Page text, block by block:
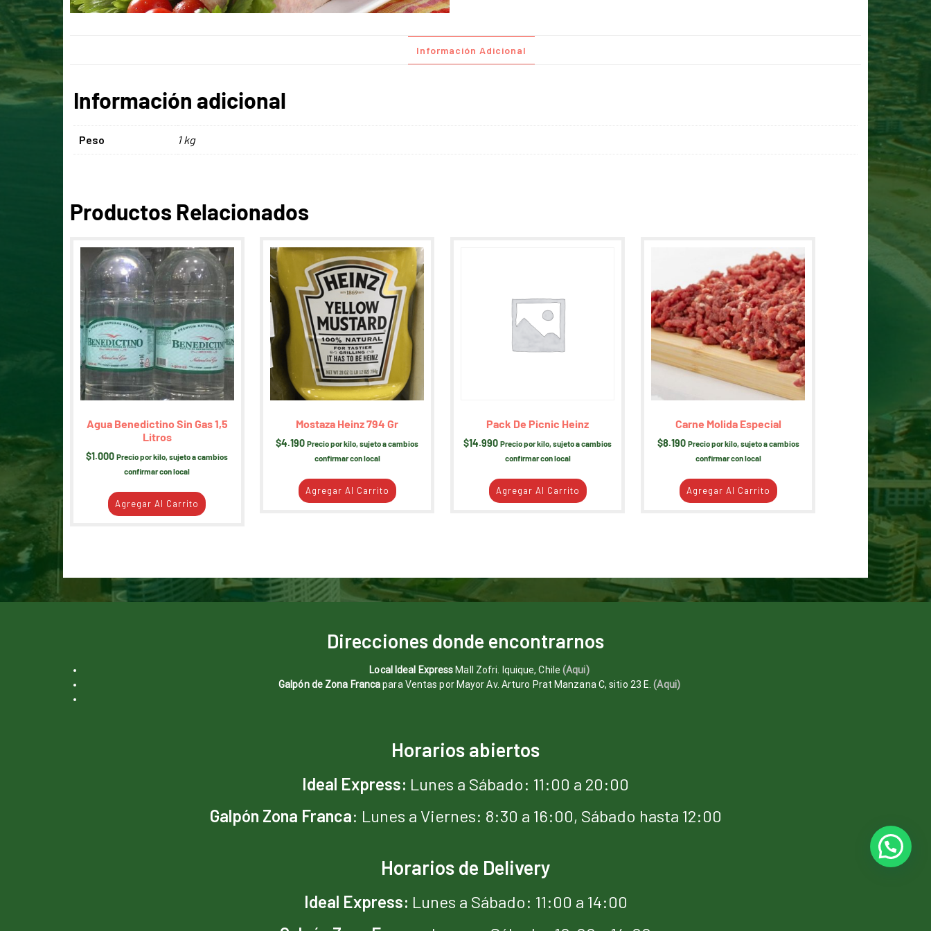
Información Adicional
Información adicional
Peso 1 kg
Productos Relacionados
Agua Benedictino Sin Gas 1,5
Litros
$1.000 Precio por kilo, sujeto a cambios
confirmar con local
Agregar Al Carrito
Mostaza Heinz 794 Gr
$4.190 Precio por kilo, sujeto a cambios
confirmar con local
Agregar Al Carrito
Pack De Picnic Heinz
$14.990 Precio por kilo, sujeto a cambios
confirmar con local
Agregar Al Carrito
Carne Molida Especial
$8.190 Precio por kilo, sujeto a cambios
confirmar con local
Agregar Al Carrito
Direcciones donde encontrarnos
Local Ideal Express Mall Zofri. Iquique, Chile(Aqui)
Galpón de Zona Francapara Ventas por Mayor Av. Arturo Prat Manzana C, sitio 23 E.(Aqui)
Horarios abiertos
Ideal Express: Lunes a Sábado: 11:00 a 20:00
Galpón Zona Franca: Lunes a Viernes: 8:30 a 16:00, Sábado hasta 12:00
Horarios de Delivery
Ideal Express: Lunes a Sábado: 11:00 a 14:00